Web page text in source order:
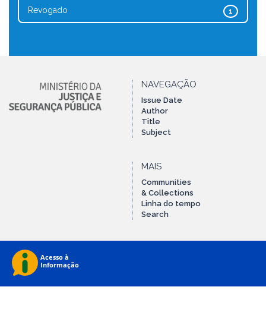
1
Revogado
NAVEGAÇÃO
Issue Date
Author
Title
Subject
MAIS
Communities
& Collections
Linha do tempo
Search